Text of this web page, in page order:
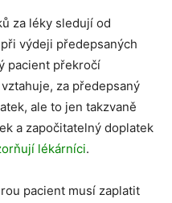
za léky sledují od
výdeji předepsaných
pacient překročí
za předepsaný
ale to jen takzvaně
a započitatelný doplatek
lékárníci.
pacient musí zaplatit